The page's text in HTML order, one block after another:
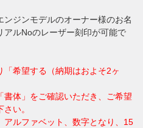
ジンモデルのオーナー様のお名
ルNoのレーザー刻印が可能で
希望する（納期はおよそ2ヶ
書体」をご確認いただき、ご希望
い。
ルファベット、数字となり、15